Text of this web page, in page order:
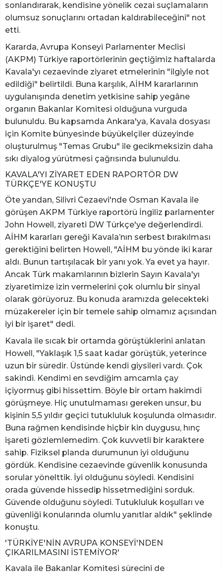
sonlandırarak, kendisine yönelik cezai suçlamaların
olumsuz sonuçlarını ortadan kaldırabileceğini" not
etti.
Kararda, Avrupa Konseyi Parlamenter Meclisi
(AKPM) Türkiye raportörlerinin geçtiğimiz haftalarda
Kavala'yı cezaevinde ziyaret etmelerinin "ilgiyle not
edildiği" belirtildi. Buna karşılık, AİHM kararlarının
uygulanışında denetim yetkisine sahip yegâne
organın Bakanlar Komitesi olduğuna vurguda
bulunuldu. Bu kapsamda Ankara'ya, Kavala dosyası
için Komite bünyesinde büyükelçiler düzeyinde
oluşturulmuş "Temas Grubu" ile gecikmeksizin daha
sıkı diyalog yürütmesi çağrısında bulunuldu.
KAVALA'YI ZİYARET EDEN RAPORTÖR DW
TÜRKÇE'YE KONUŞTU
Öte yandan, Silivri Cezaevi'nde Osman Kavala ile
görüşen AKPM Türkiye raportörü İngiliz parlamenter
John Howell, ziyareti DW Türkçe'ye değerlendirdi.
AİHM kararları gereği Kavala’nın serbest bırakılması
gerektiğini belirten Howell, "AİHM bu yönde iki karar
aldı. Bunun tartışılacak bir yanı yok. Ya evet ya hayır.
Ancak Türk makamlarının bizlerin Sayın Kavala'yı
ziyaretimize izin vermelerini çok olumlu bir sinyal
olarak görüyoruz. Bu konuda aramızda gelecekteki
müzakereler için bir temele sahip olmamız açısından
iyi bir işaret" dedi.
Kavala ile sıcak bir ortamda görüştüklerini anlatan
Howell, "Yaklaşık 1,5 saat kadar görüştük, yeterince
uzun bir süredir. Üstünde kendi giysileri vardı. Çok
sakindi. Kendimi en sevdiğim amcamla çay
içiyormuş gibi hissettim. Böyle bir ortam hakimdi
görüşmeye. Hiç unutulmaması gereken unsur, bu
kişinin 5,5 yıldır geçici tutukluluk koşulunda olmasıdır.
Buna rağmen kendisinde hiçbir kin duygusu, hınç
işareti gözlemlemedim. Çok kuvvetli bir karaktere
sahip. Fiziksel planda durumunun iyi olduğunu
gördük. Kendisine cezaevinde güvenlik konusunda
sorular yönelttik. İyi olduğunu söyledi. Kendisini
orada güvende hissedip hissetmediğini sorduk.
Güvende olduğunu söyledi. Tutukluluk koşulları ve
güvenliği konularında olumlu yanıtlar aldık" şeklinde
konuştu.
'TÜRKİYE'NİN AVRUPA KONSEYİ'NDEN
ÇIKARILMASINI İSTEMİYOR'
Kavala ile Bakanlar Komitesi sürecini de